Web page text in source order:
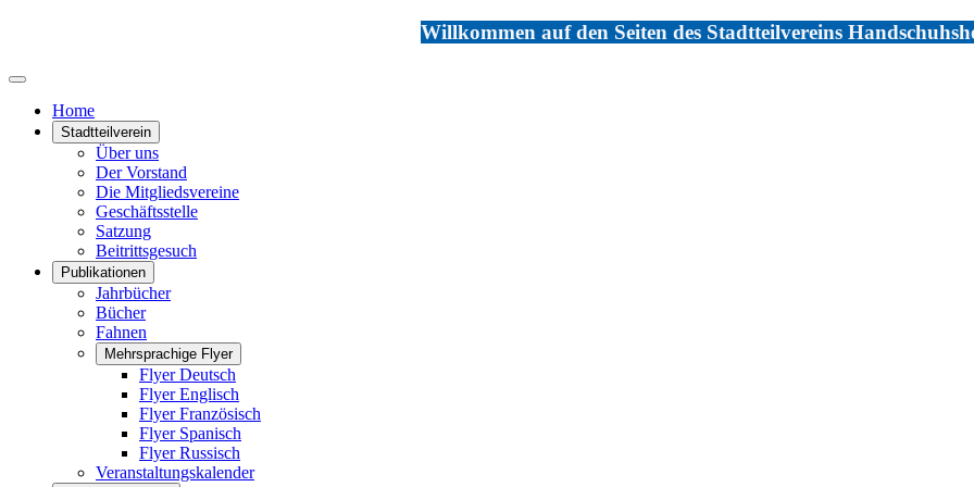
Willkommen auf den Seiten des Stadtteilvereins
Home
Stadtteilverein
Über uns
Der Vorstand
Die Mitgliedsvereine
Geschäftsstelle
Satzung
Beitrittsgesuch
Publikationen
Jahrbücher
Bücher
Fahnen
Mehrsprachige Flyer
Flyer Deutsch
Flyer Englisch
Flyer Französisch
Flyer Spanisch
Flyer Russisch
Veranstaltungskalender